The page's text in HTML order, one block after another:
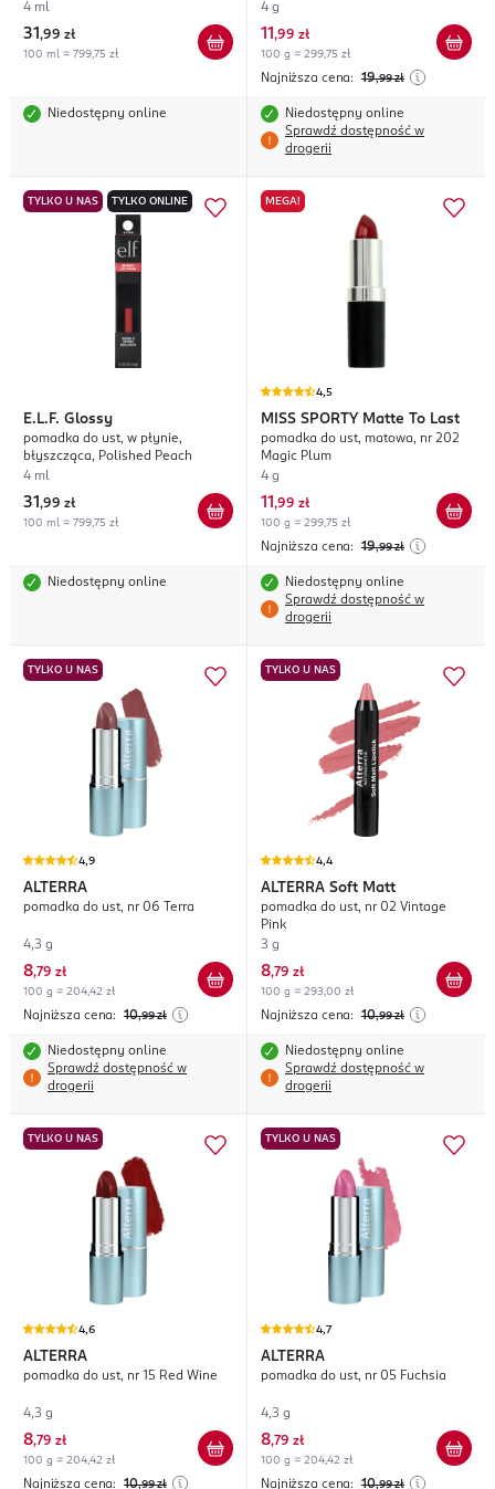
4 ml
31 ,99 zł
100 ml = 799,75 zł
Niedostępny online
4 g
11 ,99 zł
100 g = 299,75 zł
Najniższa cena: 19,99 zł
Niedostępny online
Sprawdź dostępność w
drogerii
TYLKO U NAS TYLKO ONLINE
E.L.F. Glossy
pomadka do ust, w płynie,
błyszcząca, Polished Peach
4 ml
31 ,99 zł
100 ml = 799,75 zł
Niedostępny online
MEGA!
4,5
MISS SPORTY Matte To Last
pomadka do ust, matowa, nr 202
Magic Plum
4 g
11 ,99 zł
100 g = 299,75 zł
Najniższa cena: 19,99 zł
Niedostępny online
Sprawdź dostępność w
drogerii
TYLKO U NAS
4,9
ALTERRA
pomadka do ust, nr 06 Terra
4,3 g
8,79 zł
100 g = 204,42 zł
Najniższa cena: 10,99 zł
Niedostępny online
Sprawdź dostępność w
drogerii
TYLKO U NAS
4,4
ALTERRA Soft Matt
pomadka do ust, nr 02 Vintage
Pink
3 g
8,79 zł
100 g = 293,00 zł
Najniższa cena: 10,99 zł
Niedostępny online
Sprawdź dostępność w
drogerii
TYLKO U NAS
4,6
ALTERRA
pomadka do ust, nr 15 Red Wine
4,3 g
8,79 zł
100 g = 204,42 zł
Najniższa cena: 10,99 zł
TYLKO U NAS
4,7
ALTERRA
pomadka do ust, nr 05 Fuchsia
4,3 g
8,79 zł
100 g = 204,42 zł
Najniższa cena: 10,99 zł